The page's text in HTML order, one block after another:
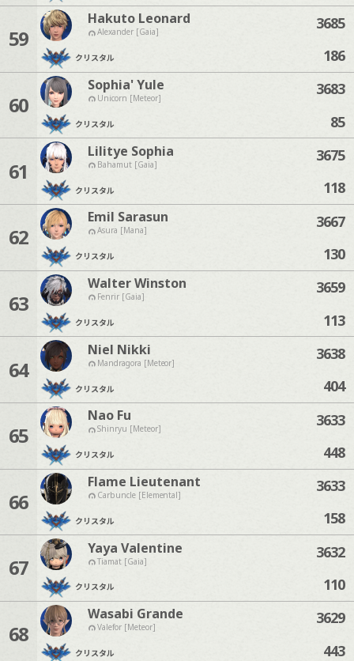
59
Hakuto Leonard
Alexander [Gaia]
クリスタル
3685
186
60
Sophia' Yule
Unicorn [Meteor]
クリスタル
3683
85
61
Lilitye Sophia
Bahamut [Gaia]
クリスタル
3675
118
62
Emil Sarasun
Asura [Mana]
クリスタル
3667
130
63
Walter Winston
Fenrir [Gaia]
クリスタル
3659
113
64
Niel Nikki
Mandragora [Meteor]
クリスタル
3638
404
65
Nao Fu
Shinryu [Meteor]
クリスタル
3633
448
66
Flame Lieutenant
Carbuncle [Elemental]
クリスタル
3633
158
67
Yaya Valentine
Tiamat [Gaia]
クリスタル
3632
110
68
Wasabi Grande
Valefor [Meteor]
クリスタル
3629
443